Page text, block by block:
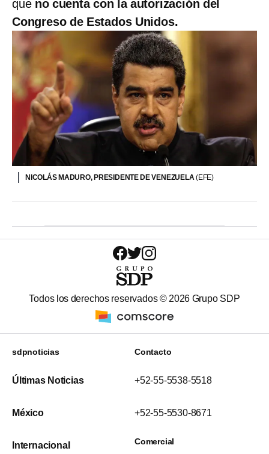
que no cuenta con la autorización del
Congreso de Estados Unidos.
NICOLÁS MADURO, PRESIDENTE DE VENEZUELA(EFE)
Todos los derechos reservados © 2026 Grupo SDP
sdpnoticias
Últimas Noticias
México
Internacional
Contacto
+52-55-5538-5518
+52-55-5530-8671
Comercial